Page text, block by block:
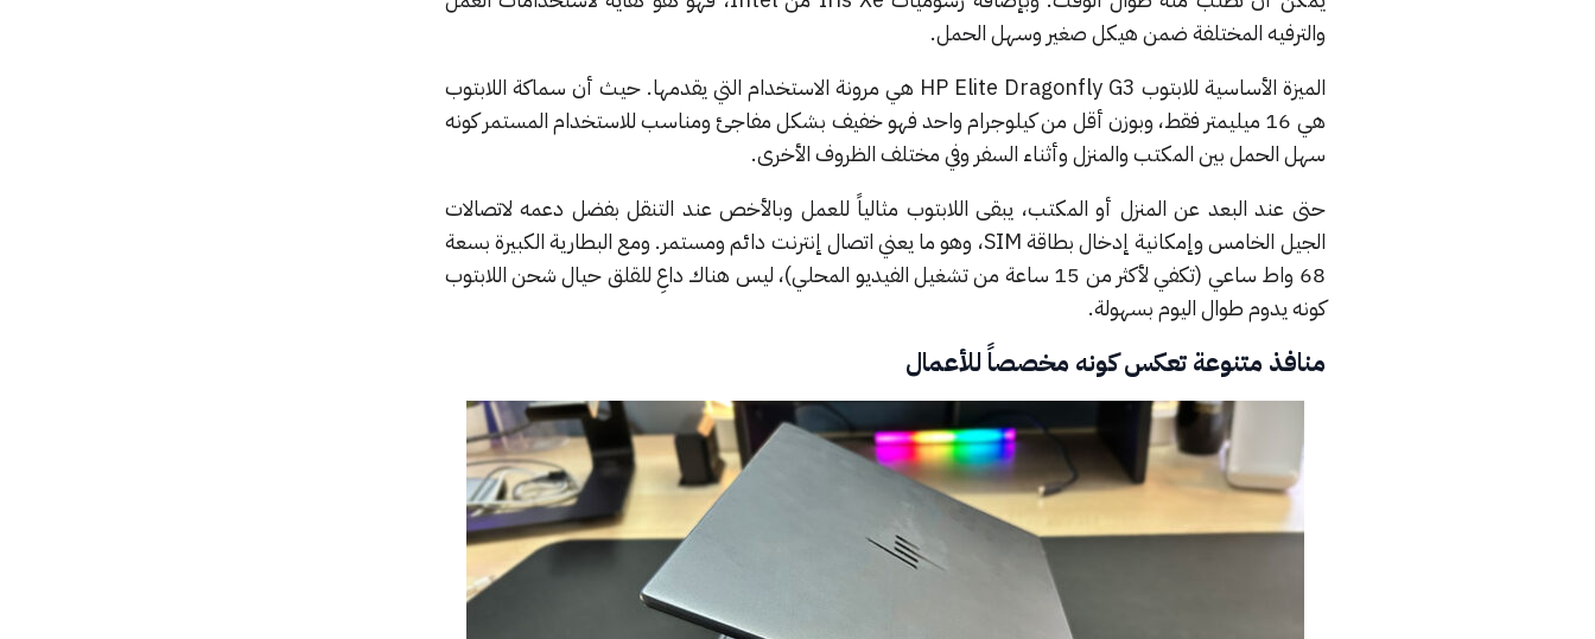
والترفيه المختلفة ضمن هيكل صغير وسهل الحمل.
الميزة الأساسية للابتوب HP Elite Dragonfly G3 هي مرونة الاستخدام التي يقدمها. حيث أن سماكة اللابتوب
هي 16 ميليمتر فقط، وبوزن أقل من كيلوجرام واحد فهو خفيف بشكل مفاجئ ومناسب للاستخدام المستمر كونه
سهل الحمل بين المكتب والمنزل وأثناء السفر وفي مختلف الظروف الأخرى.
حتى عند البعد عن المنزل أو المكتب، يبقى اللابتوب مثالياً للعمل وبالأخص عند التنقل بفضل دعمه لاتصالات
الجيل الخامس وإمكانية إدخال بطاقة SIM، وهو ما يعني اتصال إنترنت دائم ومستمر. ومع البطارية الكبيرة بسعة
68 واط ساعي (تكفي لأكثر من 15 ساعة من تشغيل الفيديو المحلي)، ليس هناك داعِ للقلق حيال شحن اللابتوب
كونه يدوم طوال اليوم بسهولة.
منافذ متنوعة تعكس كونه مخصصاً للأعمال